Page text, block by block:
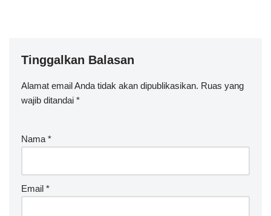
Tinggalkan Balasan
Alamat email Anda tidak akan dipublikasikan. Ruas yang
wajib ditandai *
Nama *
Email *
A
lt
n
ti
v